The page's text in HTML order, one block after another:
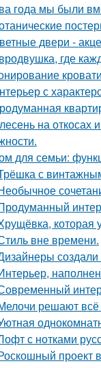
года мы были
двери -
где
с
на откосах
для семьи:
с
которая
вне времени.
решают всё
с нотками
проект